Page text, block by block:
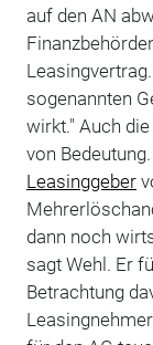
auf den AN
sogenannten
wirkt." Auch
von
Leasinggeber
dann noch
sagt Wehl. Er
Betrachtung